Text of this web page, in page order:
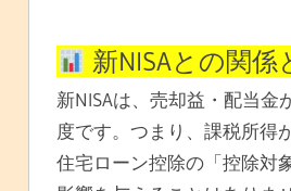
新NISAとの関係
新NISAは、売却益・配当金
度です。つまり、課税所得
住宅ローン控除の「控除対